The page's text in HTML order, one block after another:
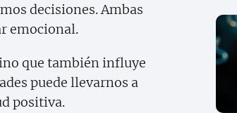
decisiones. Ambas
emocional.
que también influye
puede llevarnos a
positiva.